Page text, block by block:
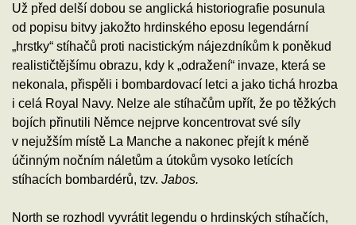
Už před delší dobou se anglická historiografie posunula
od popisu bitvy jakožto hrdinského eposu legendární
„hrstky“ stíhačů proti nacistickým nájezdníkům k poněkud
realističtějšímu obrazu, kdy k „odražení“ invaze, která se
nekonala, přispěli i bombardovací letci a jako tichá hrozba
i celá Royal Navy. Nelze ale stíhačům upřít, že po těžkých
bojích přinutili Němce nejprve koncentrovat své síly
v nejužším místě La Manche a nakonec přejít k méně
účinným nočním náletům a útokům vysoko letících
stíhacích bombardérů, tzv. Jabos.
North se rozhodl vyvrátit legendu o hrdinských stíhačích,